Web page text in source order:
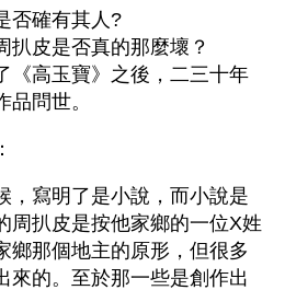
否確有其人?
扒皮是否真的那麼壞？
《高玉寶》之後，二三十年
問世。
，寫明了是小說，而小說是
周扒皮是按他家鄉的一位X姓
鄉那個地主的原形，但很多
來的。至於那一些是創作出